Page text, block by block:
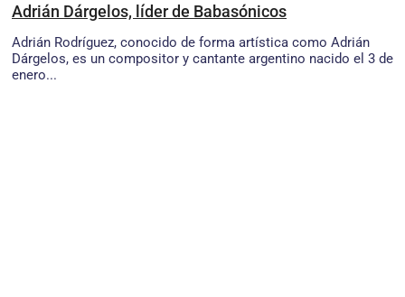
Adrián Dárgelos, líder de Babasónicos
Adrián Rodríguez, conocido de forma artística como Adrián
Dárgelos, es un compositor y cantante argentino nacido el 3 de
enero...